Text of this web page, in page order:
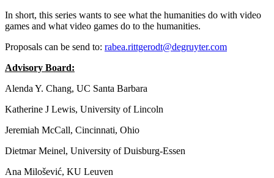
In short, this series wants to see what the humanities do with video
games and what video games do to the humanities.
Proposals can be send to: rabea.rittgerodt@degruyter.com
Advisory Board:
Alenda Y. Chang, UC Santa Barbara
Katherine J Lewis, University of Lincoln
Jeremiah McCall, Cincinnati, Ohio
Dietmar Meinel, University of Duisburg-Essen
Ana Milošević, KU Leuven